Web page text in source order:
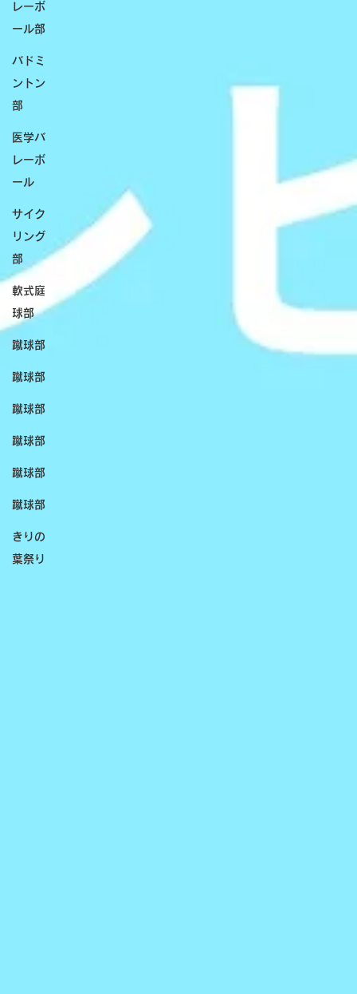
レーボ
ール部
バドミ
ントン
部
医学バ
レーボ
ール
サイク
リング
部
軟式庭
球部
蹴球部
蹴球部
蹴球部
蹴球部
蹴球部
蹴球部
きりの
葉祭り